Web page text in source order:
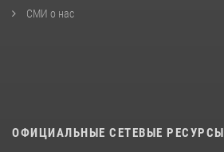
СМИ о нас
ОФИЦИАЛЬНЫЕ СЕТЕВЫЕ РЕСУРСЫ